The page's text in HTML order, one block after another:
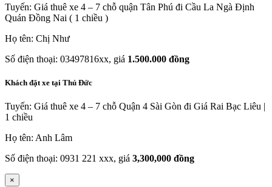
Tuyến: Giá thuê xe 4 – 7 chỗ quận Tân Phú đi Cầu La Ngà Định
Quán Đồng Nai ( 1 chiều )
Họ tên: Chị Như
Số điện thoại: 03497816xx, giá 1.500.000 đồng
Khách đặt xe tại Thủ Đức
Tuyến: Giá thuê xe 4 – 7 chỗ Quận 4 Sài Gòn đi Giá Rai Bạc Liêu |
1 chiều
Họ tên: Anh Lâm
Số điện thoại: 0931 221 xxx, giá 3,300,000 đồng
×